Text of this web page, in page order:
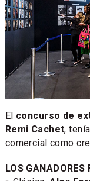
El concurso de
Remi Cachet,
comercial como
LOS GANADORES